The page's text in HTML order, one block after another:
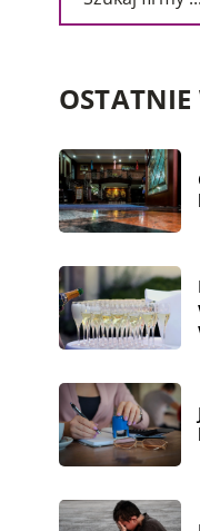
OSTATNIE